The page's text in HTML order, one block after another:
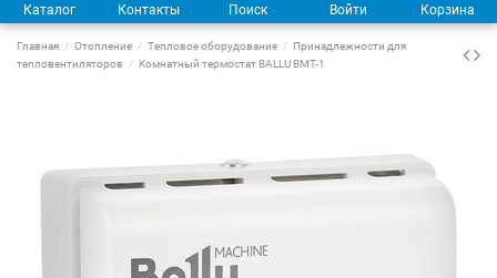
Каталог Контакты Поиск Войти Корзина
Главная Отопление Тепловое оборудование
Принадлежности для
тепловентиляторов
Комнатный термостат BALLU BMT-1